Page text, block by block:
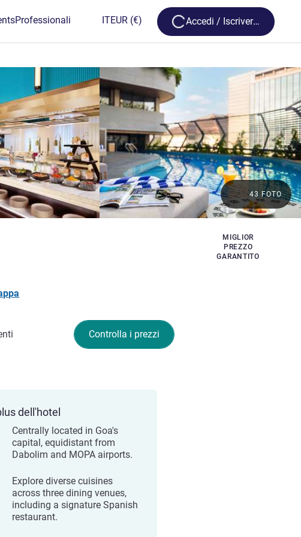
Professionali ITEUR (€) Loading...
Accedi / Iscriversi
MIGLIOR
PREZZO
GARANTITO
43 FOTO
Controlla i prezzi
dell'hotel
Centrally located in Goa's
capital, equidistant from
Dabolim and MOPA airports.
Explore diverse cuisines
across three dining venues,
including a signature Spanish
restaurant.